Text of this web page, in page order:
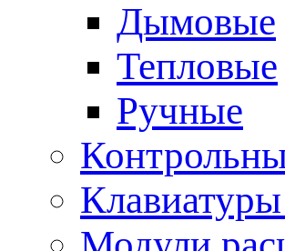
Дымовые
Тепловые
Ручные